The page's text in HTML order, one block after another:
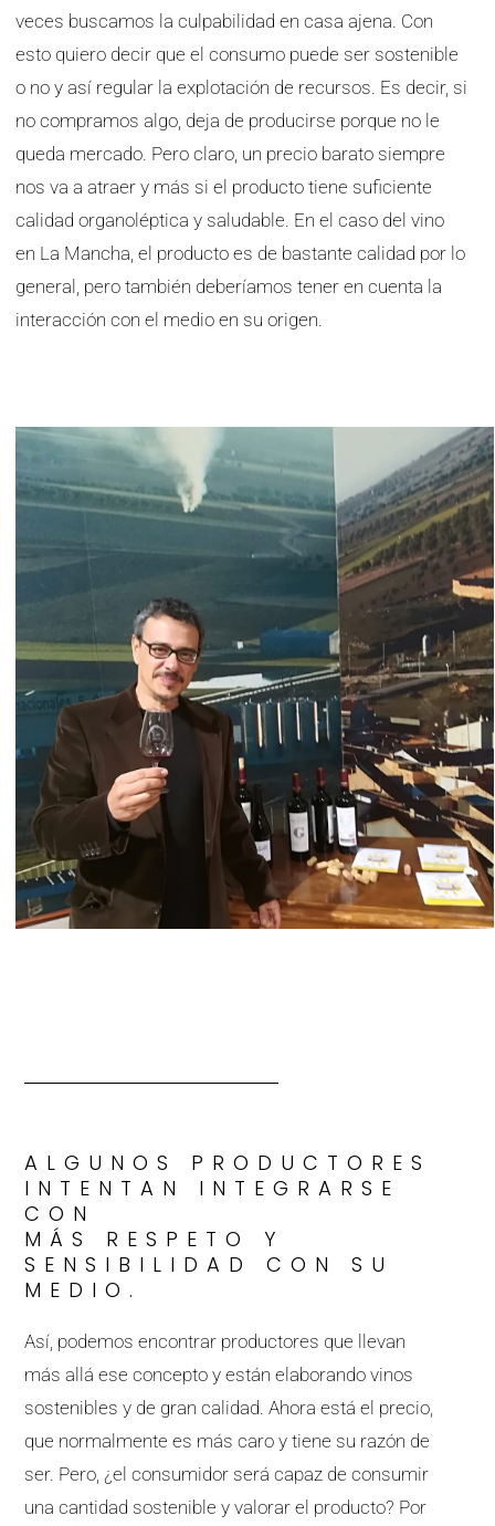
veces buscamos la culpabilidad en casa ajena. Con
esto quiero decir que el consumo puede ser sostenible
o no y así regular la explotación de recursos. Es decir, si
no compramos algo, deja de producirse porque no le
queda mercado. Pero claro, un precio barato siempre
nos va a atraer y más si el producto tiene suficiente
calidad organoléptica y saludable. En el caso del vino
en La Mancha, el producto es de bastante calidad por lo
general, pero también deberíamos tener en cuenta la
interacción con el medio en su origen.
ALGUNOS PRODUCTORES
INTENTAN INTEGRARSE
CON
MÁS RESPETO Y
SENSIBILIDAD CON SU
MEDIO.
Así, podemos encontrar productores que llevan
más allá ese concepto y están elaborando vinos
sostenibles y de gran calidad. Ahora está el precio,
que normalmente es más caro y tiene su razón de
ser. Pero, ¿el consumidor será capaz de consumir
una cantidad sostenible y valorar el producto? Por